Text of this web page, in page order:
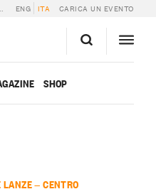
ENG ITA CARICA UN EVENTO
SHOP
LANZE — CENTRO